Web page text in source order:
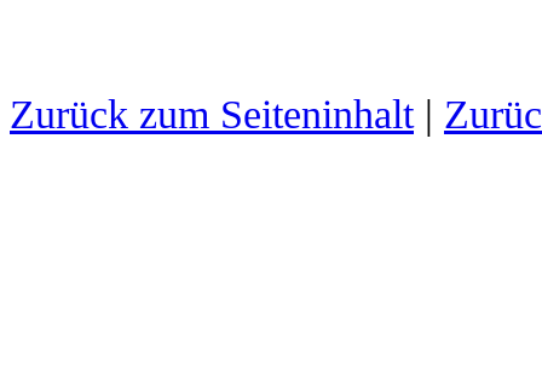
Zurück zum Seiteninhalt|